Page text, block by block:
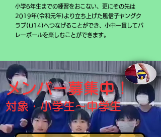
小学6年生までの練習をおこない、更にその先は
2019年(令和元年)より立ち上げた風信子ヤングク
ラブ(U14)へつなげることができ、小中一貫してバ
レーボールを楽しむことができます。
メンバー募集中！
対象・小学生～中学生